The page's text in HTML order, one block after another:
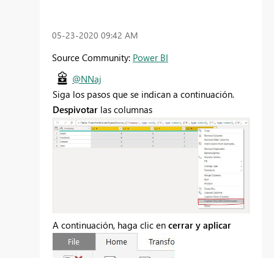
‎05-23-2020 09:42 AM
Source Community: Power BI
@NNaj
Siga los pasos que se indican a continuación.
Despivotar las columnas
A continuación, haga clic en cerrar y aplicar